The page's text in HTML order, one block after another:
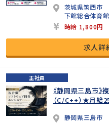
茨城県筑西市
下館総合体育
時給 1,800円
求人詳
正社員
《静岡県三島市》
（C/C++）★月給
静岡県三島市